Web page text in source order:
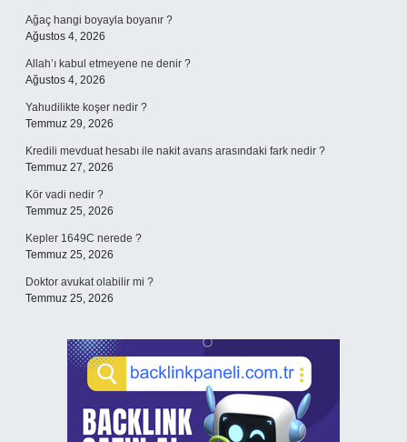
Ağaç hangi boyayla boyanır ?
Ağustos 4, 2026
Allah’ı kabul etmeyene ne denir ?
Ağustos 4, 2026
Yahudilikte koşer nedir ?
Temmuz 29, 2026
Kredili mevduat hesabı ile nakit avans arasındaki fark nedir ?
Temmuz 27, 2026
Kör vadi nedir ?
Temmuz 25, 2026
Kepler 1649C nerede ?
Temmuz 25, 2026
Doktor avukat olabilir mi ?
Temmuz 25, 2026